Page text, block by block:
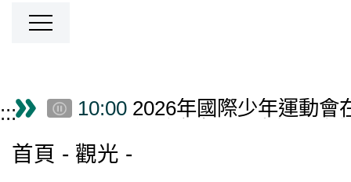
跳到主要內容區塊
:::僑務電子報首頁
10:00 2026年國際少年運動會
09:00
08:00
首頁 觀光